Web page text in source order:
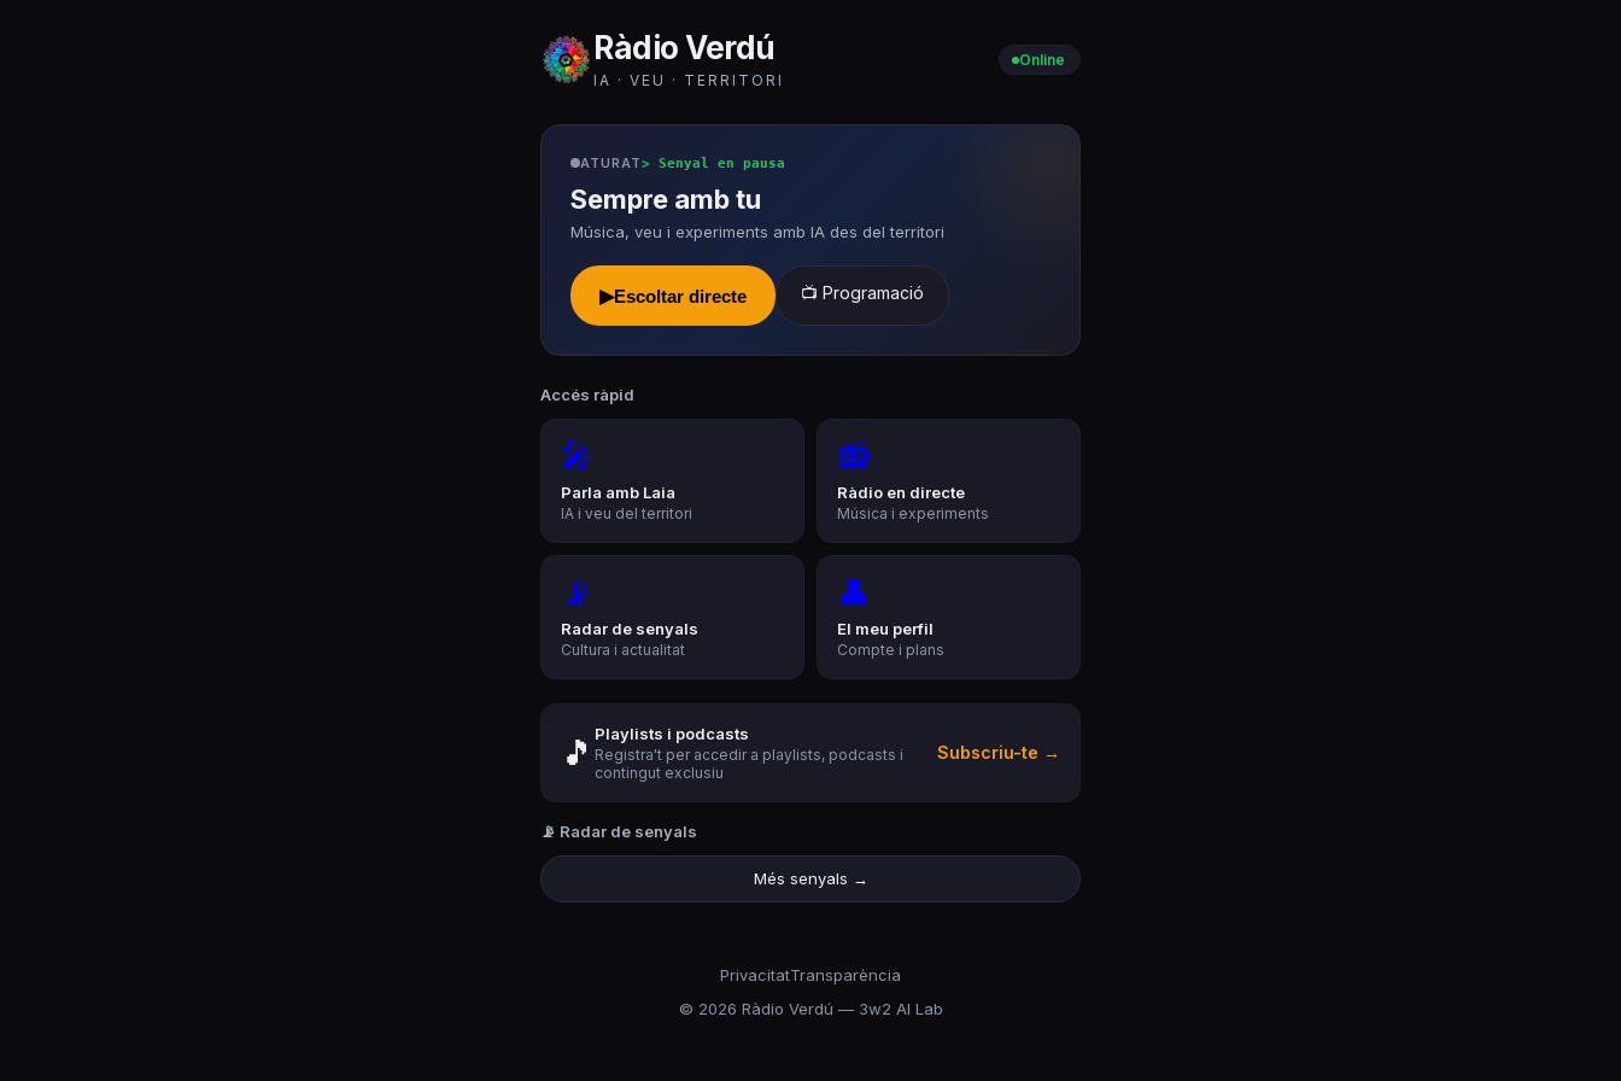
Ràdio Verdú
IA · VEU · TERRITORI
Online
ATURAT> Senyal en pausa
Sempre amb tu
Música, veu i experiments amb IA des del territori
▶Escoltar directe 📺 Programació
Accés ràpid
🎤
Parla amb Laia
IA i veu del territori
📻
Ràdio en directe
Música i experiments
📡
Radar de senyals
Cultura i actualitat
👤
El meu perfil
Compte i plans
🎵 Playlists i podcasts
Registra't per accedir a playlists, podcasts i
contingut exclusiu
Subscriu-te →
📡 Radar de senyals
Més senyals →
PrivacitatTransparència
© 2026 Ràdio Verdú — 3w2 AI Lab